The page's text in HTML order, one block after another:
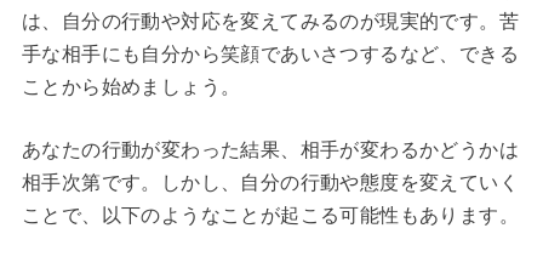
は、自分の行動や対応を変えてみるのが現実的です。苦
手な相手にも自分から笑顔であいさつするなど、できる
ことから始めましょう。
あなたの行動が変わった結果、相手が変わるかどうかは
相手次第です。しかし、自分の行動や態度を変えていく
ことで、以下のようなことが起こる可能性もあります。